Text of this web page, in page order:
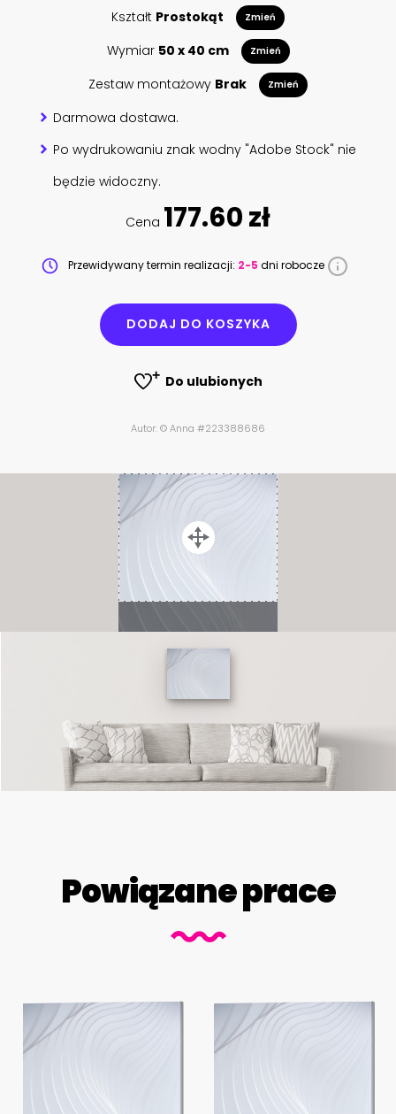
Kształt Prostokąt Zmień
Wymiar 50 x 40 cm Zmień
Zestaw montażowy Brak Zmień
Darmowa dostawa.
Po wydrukowaniu znak wodny "Adobe Stock" nie
będzie widoczny.
Cena 177.60 zł
Przewidywany termin realizacji: 2-5 dni robocze
DODAJ DO KOSZYKA
Do ulubionych
Autor: © Anna #223388686
Powiązane prace